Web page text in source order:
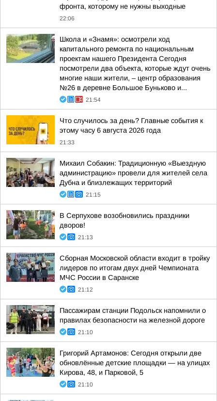
фронта, которому не нужны выходные
22:06
Школа и «Знамя»: осмотрели ход
капитального ремонта по национальным
проектам нашего Президента Сегодня
посмотрели два объекта, которые ждут очень
многие наши жители, – центр образования
№26 в деревне Большое Буньково и...
21:54
Что случилось за день? Главные события к
этому часу 6 августа 2026 года
21:33
Михаил Собакин: Традиционную «Выездную
администрацию» провели для жителей села
Дубна и близлежащих территорий
21:15
В Серпухове возобновились праздники
дворов!
21:13
Сборная Московской области входит в тройку
лидеров по итогам двух дней Чемпионата
МЧС России в Саранске
21:12
Пассажирам станции Подольск напомнили о
правилах безопасности на железной дороге
21:10
Григорий Артамонов: Сегодня открыли две
обновлённые детские площадки — на улицах
Кирова, 48, и Парковой, 5
21:10